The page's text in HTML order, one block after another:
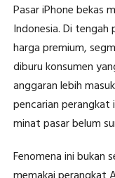
Pasar iPhone bekas
Indonesia. Di
harga premium,
diburu konsumen
anggaran lebih
pencarian perangkat
minat pasar belum
Fenomena ini bukan